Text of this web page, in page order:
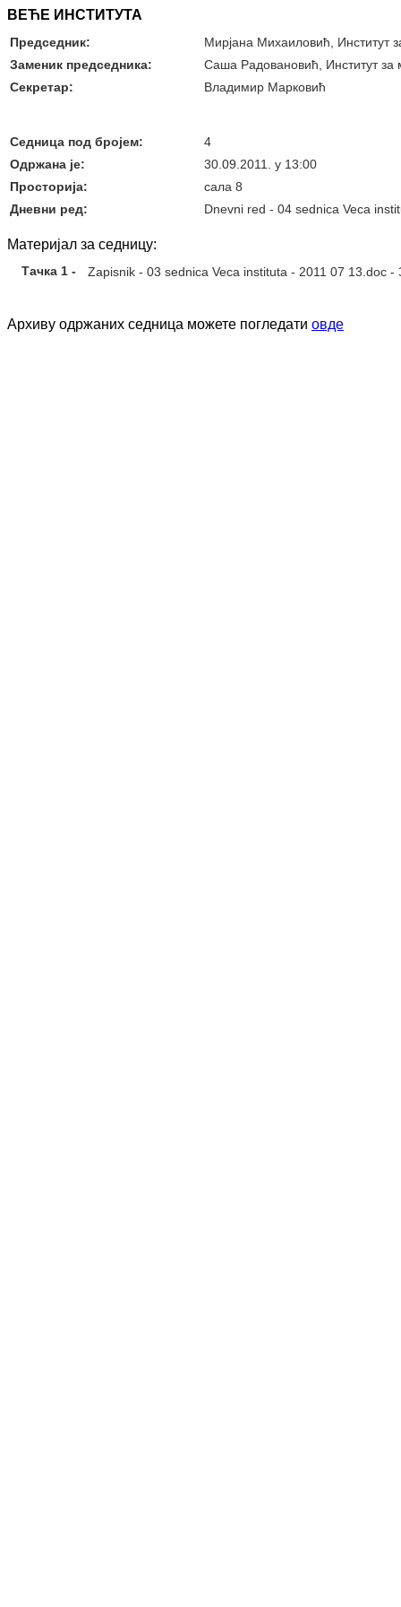
ВЕЋЕ ИНСТИТУТА
Председник:
Мирјана Михаиловић, Институт
Заменик председника:
Саша Радовановић, Институт за
Секретар:
Владимир Марковић
Седница под бројем:
4
Oдржана je:
30.09.2011. у 13:00
Просторија:
сала 8
Дневни ред:
Dnevni red - 04 sednica Veca
Материјал за седницу:
Тачка 1 - Zapisnik - 03 sednica Veca instituta - 2011 07 13.doc -
Архиву одржаних седница можете погледати овде